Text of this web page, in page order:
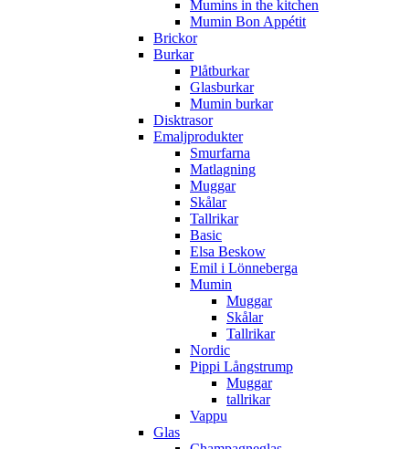
Mumins in the kitchen
Mumin Bon Appétit
Brickor
Burkar
Plåtburkar
Glasburkar
Mumin burkar
Disktrasor
Emaljprodukter
Smurfarna
Matlagning
Muggar
Skålar
Tallrikar
Basic
Elsa Beskow
Emil i Lönneberga
Mumin
Muggar
Skålar
Tallrikar
Nordic
Pippi Långstrump
Muggar
tallrikar
Vappu
Glas